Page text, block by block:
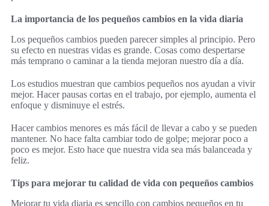
La importancia de los pequeños cambios en la vida diaria
Los pequeños cambios pueden parecer simples al principio. Pero
su efecto en nuestras vidas es grande. Cosas como despertarse
más temprano o caminar a la tienda mejoran nuestro día a día.
Los estudios muestran que cambios pequeños nos ayudan a vivir
mejor. Hacer pausas cortas en el trabajo, por ejemplo, aumenta el
enfoque y disminuye el estrés.
Hacer cambios menores es más fácil de llevar a cabo y se pueden
mantener. No hace falta cambiar todo de golpe; mejorar poco a
poco es mejor. Esto hace que nuestra vida sea más balanceada y
feliz.
Tips para mejorar tu calidad de vida con pequeños cambios
Mejorar tu vida diaria es sencillo con cambios pequeños en tu